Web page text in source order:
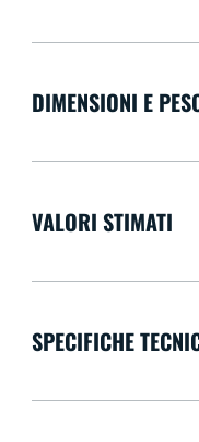
DIMENSIONI E
VALORI STIMATI
SPECIFICHE